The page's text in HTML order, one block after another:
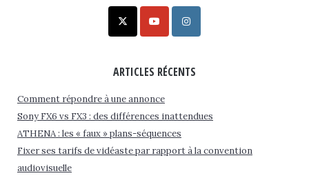
ARTICLES RÉCENTS
Comment répondre à une annonce
Sony FX6 vs FX3 : des différences inattendues
ATHENA : les « faux » plans-séquences
Fixer ses tarifs de vidéaste par rapport à la convention
audiovisuelle